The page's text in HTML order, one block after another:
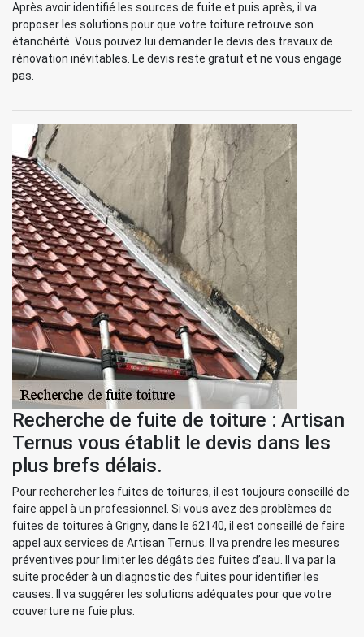
Après avoir identifié les sources de fuite et puis après, il va
proposer les solutions pour que votre toiture retrouve son
étanchéité. Vous pouvez lui demander le devis des travaux de
rénovation inévitables. Le devis reste gratuit et ne vous engage
pas.
Recherche de fuite de toiture : Artisan
Ternus vous établit le devis dans les
plus brefs délais.
Pour rechercher les fuites de toitures, il est toujours conseillé de
faire appel à un professionnel. Si vous avez des problèmes de
fuites de toitures à Grigny, dans le 62140, il est conseillé de faire
appel aux services de Artisan Ternus. Il va prendre les mesures
préventives pour limiter les dégâts des fuites d’eau. Il va par la
suite procéder à un diagnostic des fuites pour identifier les
causes. Il va suggérer les solutions adéquates pour que votre
couverture ne fuie plus.